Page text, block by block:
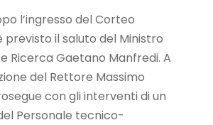
l’ingresso del Corteo
previsto il saluto del Ministro
Ricerca Gaetano Manfredi. A
del Rettore Massimo
con gli interventi di un
Personale tecnico-